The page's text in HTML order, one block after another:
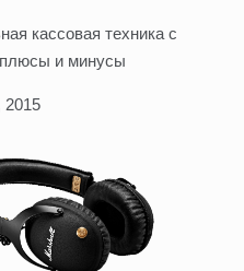
кассовая техника с
плюсы и минусы
2015